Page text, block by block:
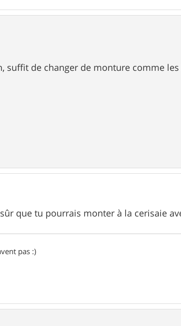
suffit de changer de monture comme
que tu pourrais monter à la cerisaie
pas :)